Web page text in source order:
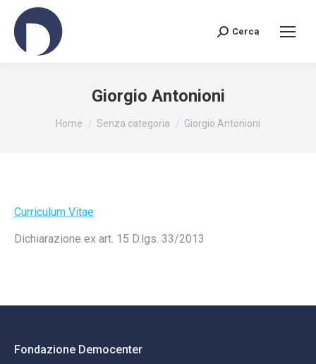
Search:
Cerca
Giorgio Antonioni
You are here:
Home Senza categoria Giorgio Antonioni
Curriculum Vitae
Dichiarazione ex art. 15 D.lgs. 33/2013
Fondazione Democenter